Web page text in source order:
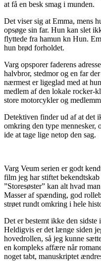
at få en besk smag i munden.
Det viser sig at Emma, mens
opsøge sin far. Hun kan slet
flyttede fra hamun kn Hun.
hun brød forholdet.
Varg opsporer faderens
halvbror, stedmor og en far
nærmest er ligeglad med at
medlem af den lokale rocker-
store motorcykler og
Detektiven finder ud af at det
omkring den type mennesker,
ide at tage lige netop den sag.
Varg Veum serien er godt
film jeg har stiftet bekendtskab
”Storesøster” kan alt hvad
Masser af spænding, god
strøet rundt omkring i hele
Det er bestemt ikke den
Heldigvis er det længe siden
hovedrollen, så jeg kunne
en kompleks affære når
noget tabt, manuskriptet